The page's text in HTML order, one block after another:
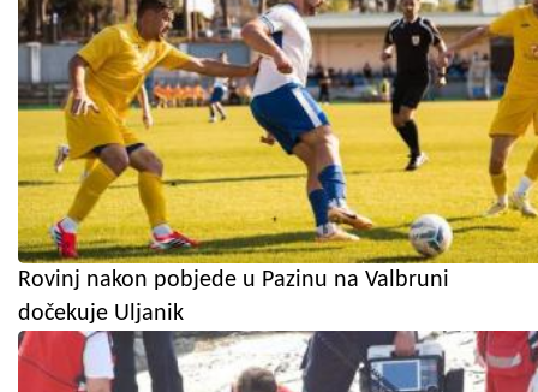
Rovinj nakon pobjede u Pazinu na Valbruni
dočekuje Uljanik